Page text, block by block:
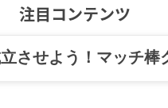
注目コンテンツ
旅行記……全部、読め